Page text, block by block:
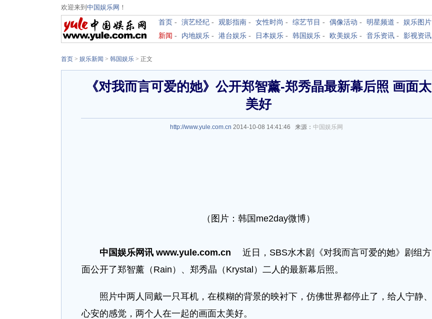
欢迎来到 中国娱乐网 ！
首页 - 演艺经纪 - 观影指南 - 女性时尚 - 综艺节目 - 偶像活动 - 明星频道 - 娱乐图片
新闻 - 内地娱乐 - 港台娱乐 - 日本娱乐 - 韩国娱乐 - 欧美娱乐 - 音乐资讯 - 影视资讯
首页 > 娱乐新闻 > 韩国娱乐 > 正文
《对我而言可爱的她》公开郑智薰-郑秀晶最新幕后照 画面太
美好
http://www.yule.com.cn 2014-10-08 14:41:46 来源： 中国娱乐网
（图片：韩国me2day微博）
中国娱乐网讯 www.yule.com.cn
近日，SBS水木剧《对我而言可爱的她》剧组方
面公开了郑智薰（Rain）、郑秀晶（Krystal）二人的最新幕后照。
照片中两人同戴一只耳机，在模糊的背景的映衬下，仿佛世界都停止了，给人宁静、
心安的感觉，两个人在一起的画面太美好。